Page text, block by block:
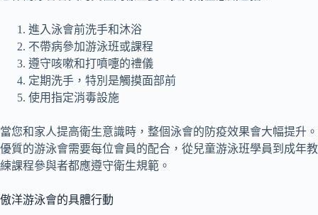
進入泳會前洗手和沐浴
不帶病參加游泳班或課程
遵守咳嗽和打噴嚏的禮儀
定期洗手，特別是觸摸面部前
使用指定消毒設施
當您和家人提高衛生意識時，整個泳會的防疫效果會大幅提升。
優質的游泳會需要每位會員的配合，從兒童游泳班學員到成年教
練課程參與者都應遵守衛生規範。
傲洋游泳會的具體行動